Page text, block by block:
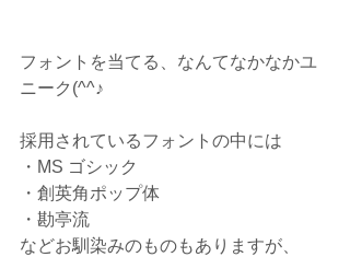
フォントを当てる、なんてなかなかユ
ニーク(^^♪
採用されているフォントの中には
・MS ゴシック
・創英角ポップ体
・勘亭流
などお馴染みのものもありますが、